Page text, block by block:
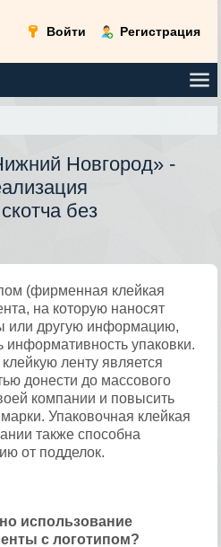
Войти Регистрация
Новгород» -
без
(фирменная клейкая
на которую наносят
или другую информацию,
упаковки.
ленту является
донести до массового
компании и повысить
Упаковочная клейкая
также способна
от подделок.
использование
с логотипом?